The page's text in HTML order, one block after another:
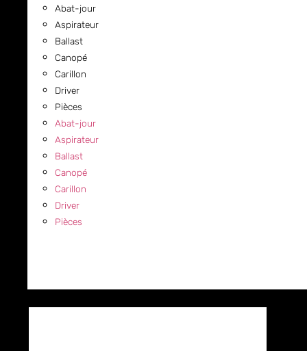
Abat-jour
Aspirateur
Ballast
Canopé
Carillon
Driver
Pièces
Abat-jour
Aspirateur
Ballast
Canopé
Carillon
Driver
Pièces